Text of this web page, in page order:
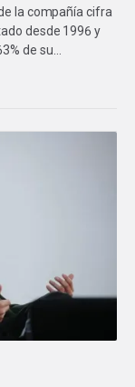
la compañía cifra
desde 1996 y
de su…